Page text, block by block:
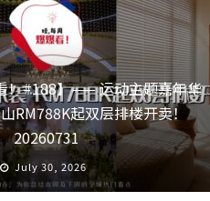
！#188】—— 运动主题嘉年华
RM788K起双层排楼开卖！
20260731
July 30, 2026